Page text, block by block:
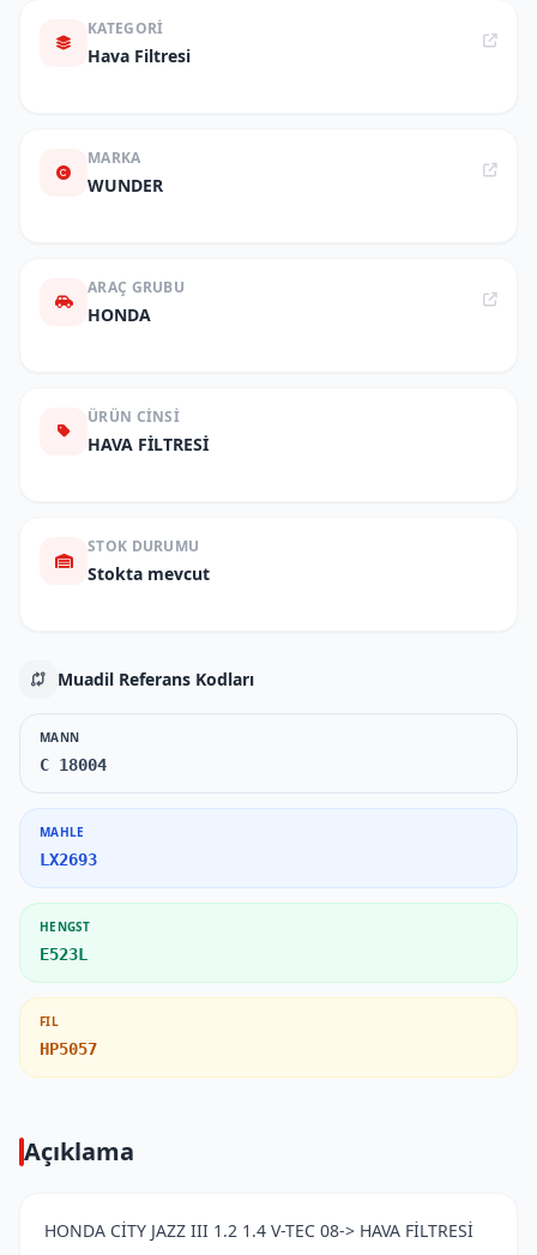
KATEGORI
Hava Filtresi
MARKA
WUNDER
ARAÇ GRUBU
HONDA
ÜRÜN CINSI
HAVA FİLTRESİ
STOK DURUMU
Stokta mevcut
Muadil Referans Kodları
MANN
C 18004
MAHLE
LX2693
HENGST
E523L
FIL
HP5057
Açıklama
HONDA CİTY JAZZ III 1.2 1.4 V-TEC 08-> HAVA FİLTRESİ